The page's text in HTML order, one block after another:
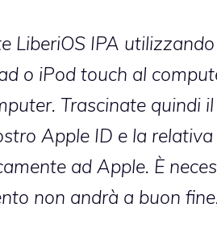
LiberiOS IPA
o iPod touch al
Trascinate quindi
Apple ID e la
ad Apple. È
non andrà a buon